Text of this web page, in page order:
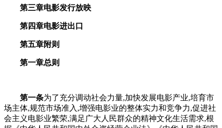
第三章电影发行放映
第四章电影进出口
第五章附则
第一章总则
第一条为了充分调动社会力量,加快发展电影产业,培育市
场主体,规范市场准入,增强电影业的整体实力和竞争力,促进社
会主义电影业繁荣,满足广大人民群众的精神文化生活需求,根